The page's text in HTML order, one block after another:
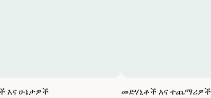
እና ሁኔታዎች መድሃኒቶች እና ተጨማሪዎች